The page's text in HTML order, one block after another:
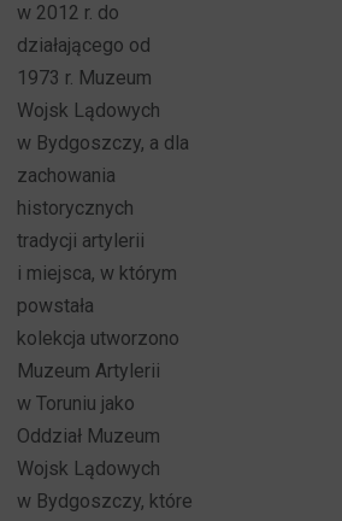
w 2012 r. do
działającego od
1973 r. Muzeum
Wojsk Lądowych
w Bydgoszczy, a dla
zachowania
historycznych
tradycji artylerii
i miejsca, w którym
powstała
kolekcja utworzono
Muzeum Artylerii
w Toruniu jako
Oddział Muzeum
Wojsk Lądowych
w Bydgoszczy, które